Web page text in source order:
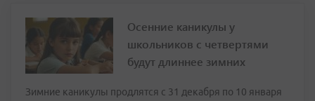
Осенние каникулы у
школьников с четвертями
будут длиннее зимних
Зимние каникулы продлятся с 31 декабря по 10 января